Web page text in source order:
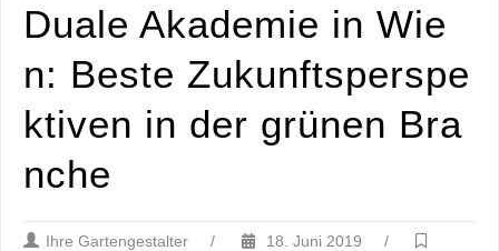
Duale Akademie in Wie
n: Beste Zukunftsperspe
ktiven in der grünen Bra
nche
Ihre Gartengestalter / 18. Juni 2019
/